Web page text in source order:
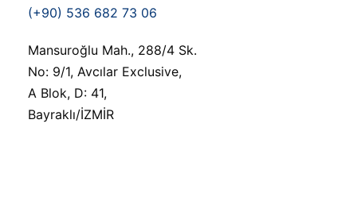
(+90) 536 682 73 06
Mansuroğlu Mah., 288/4 Sk.
No: 9/1, Avcılar Exclusive,
A Blok, D: 41,
Bayraklı/İZMİR